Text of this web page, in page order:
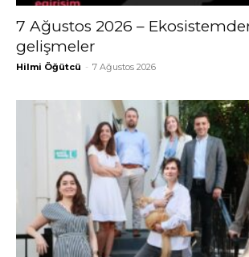
7 Ağustos 2026 –
gelişmeler
Hilmi Öğütcü - 7 Ağustos 2026